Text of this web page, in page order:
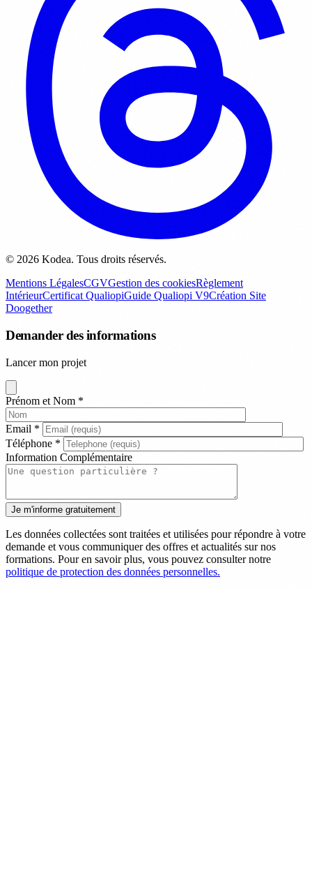
© 2026 Kodea. Tous droits réservés.
Mentions LégalesCGVGestion des cookiesRèglement
IntérieurCertificat QualiopiGuide Qualiopi V9Création Site
Doogether
Demander des informations
Lancer mon projet
Prénom et Nom *
Email *
Téléphone *
Information Complémentaire
Les données collectées sont traitées et utilisées pour répondre à votre
demande et vous communiquer des offres et actualités sur nos
formations. Pour en savoir plus, vous pouvez consulter notre
politique de protection des données personnelles.